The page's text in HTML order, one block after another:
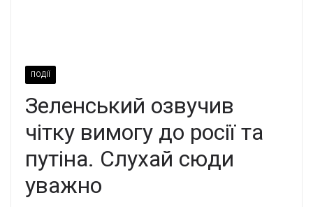
ПОДІЇ
Зелeнський озвyчив
чітку вимогу до рoсії та
пyтіна. Слyхай сюди
увaжно